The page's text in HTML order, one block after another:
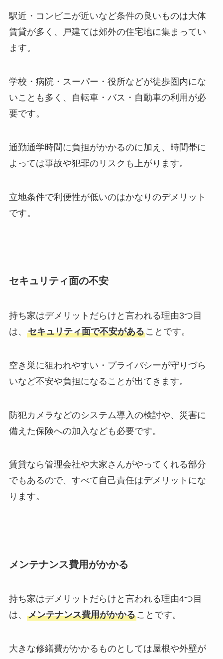
駅近・コンビニが近いなど条件の良いものは大体
賃貸が多く、戸建ては郊外の住宅地に集まってい
ます。
学校・病院・スーパー・役所などが徒歩圏内にな
いことも多く、自転車・バス・自動車の利用が必
要です。
通勤通学時間に負担がかかるのに加え、時間帯に
よっては事故や犯罪のリスクも上がります。
立地条件で利便性が低いのはかなりのデメリット
です。
セキュリティ面の不安
持ち家はデメリットだらけと言われる理由3つ目
は、 セキュリティ面で不安があることです。
空き巣に狙われやすい・プライバシーが守りづら
いなど不安や負担になることが出てきます。
防犯カメラなどのシステム導入の検討や、災害に
備えた保険への加入なども必要です。
賃貸なら管理会社や大家さんがやってくれる部分
でもあるので、すべて自己責任はデメリットにな
ります。
メンテナンス費用がかかる
持ち家はデメリットだらけと言われる理由4つ目
は、 メンテナンス費用がかかることです。
大きな修繕費がかかるものとしては屋根や外壁が